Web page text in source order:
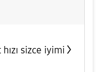
sizce iyimi